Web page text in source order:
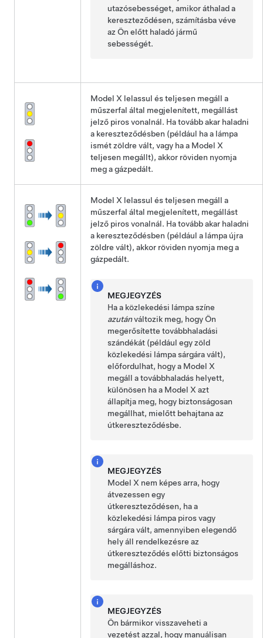
utazósebességet, amikor áthalad a
kereszteződésen, számításba véve
az Ön előtt haladó jármű
sebességét.
Model X lelassul és teljesen megáll a
műszerfal által megjelenített, megállást
jelző piros vonalnál. Ha tovább akar haladni
a kereszteződésben (például ha a lámpa
ismét zöldre vált, vagy ha a Model X
teljesen megállt), akkor röviden nyomja
meg a gázpedált.
Model X lelassul és teljesen megáll a
műszerfal által megjelenített, megállást
jelző piros vonalnál. Ha tovább akar haladni
a kereszteződésben (például a lámpa újra
zöldre vált), akkor röviden nyomja meg a
gázpedált.
MEGJEGYZÉS
Ha a közlekedési lámpa színe
azutánváltozik meg, hogy Ön
megerősítette továbbhaladási
szándékát (például egy zöld
közlekedési lámpa sárgára vált),
előfordulhat, hogy a Model X
megáll a továbbhaladás helyett,
különösen ha a Model X azt
állapítja meg, hogy biztonságosan
megállhat, mielőtt behajtana az
útkereszteződésbe.
MEGJEGYZÉS
Model X nem képes arra, hogy
átvezessen egy
útkereszteződésen, ha a
közlekedési lámpa piros vagy
sárgára vált, amennyiben elegendő
hely áll rendelkezésre az
útkereszteződés előtti biztonságos
megálláshoz.
MEGJEGYZÉS
Ön bármikor visszaveheti a
vezetést azzal, hogy manuálisan